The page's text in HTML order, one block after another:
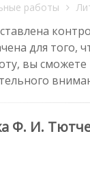
работы
для того,
вы
Ф. И.